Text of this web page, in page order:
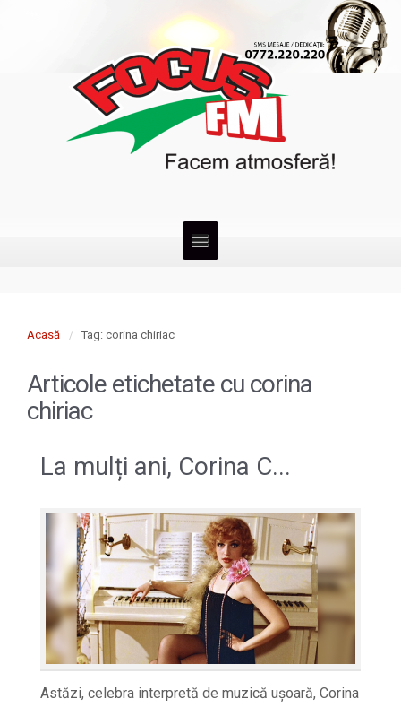
Acasă Tag: corina chiriac
Articole etichetate cu corina
chiriac
La mulți ani, Corina C...
Astăzi, celebra interpretă de muzică ușoară, Corina